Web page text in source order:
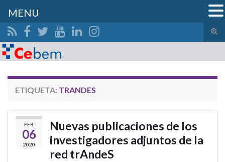
el
Search for:
ETIQUETA: TRANDES
FEB
06
2020
Nuevas publicaciones de los
investigadores adjuntos de la
red trAndeS
MENU